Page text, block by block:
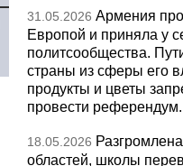
31.05.2026 Армения
Европой и приняла у
политсообщества.
страны из сферы его
продукты и цветы
провести
18.05.2026
областей, школы